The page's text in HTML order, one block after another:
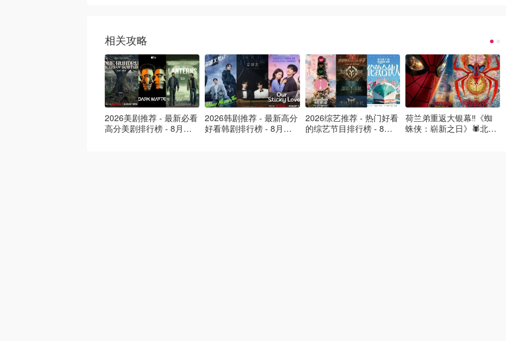
相关攻略
2026美剧推荐 - 最新必看
高分美剧排行榜 - 8月最
2026韩剧推荐 - 最新高分
好看韩剧排行榜 - 8月最
2026综艺推荐 - 热门好看
的综艺节目排行榜 - 8月
荷兰弟重返大银幕‼️《蜘
蛛侠：崭新之日》🕷️北美